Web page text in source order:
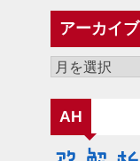
ゴ
ー
アーカイブ
ア
カ
ブ
AH